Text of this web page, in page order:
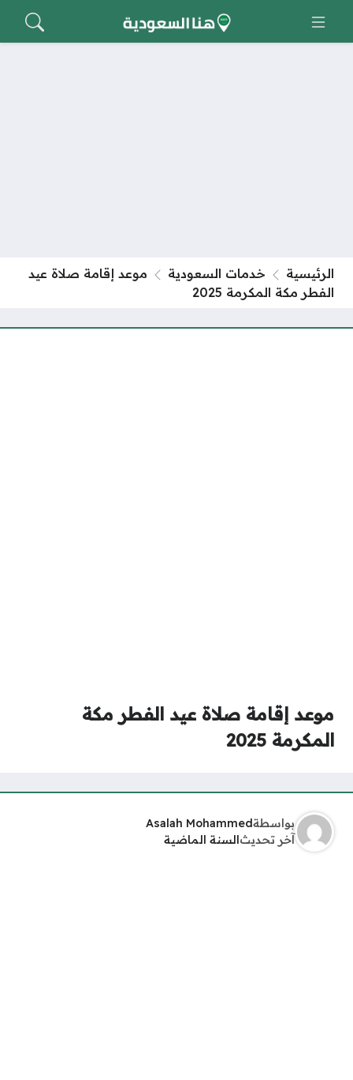
الرئيسية خدمات السعودية
موعد إقامة صلاة عيد
الفطر مكة المكرمة 2025
موعد إقامة صلاة عيد الفطر مكة
المكرمة 2025
بواسطةAsalah Mohammed
آخر تحديثالسنة الماضية